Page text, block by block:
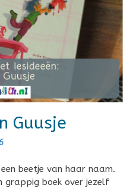
Guusje
beetje van haar naam.
grappig boek over jezelf